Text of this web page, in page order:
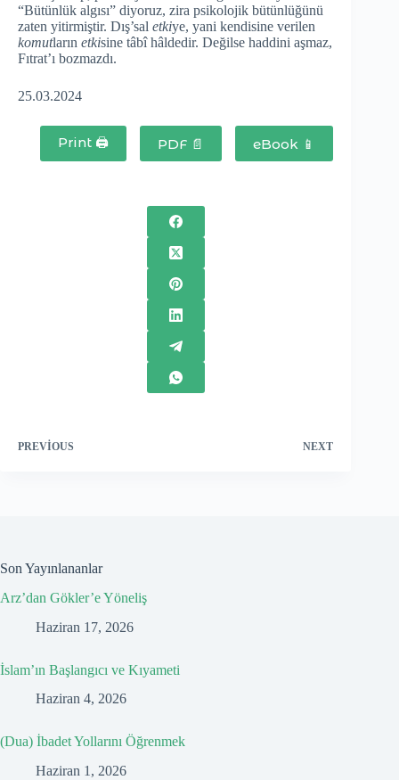
“Bütünlük algısı” diyoruz, zira psikolojik bütünlüğünü
zaten yitirmiştir. Dış’sal etkiye, yani kendisine verilen
komutların etkisine tâbî hâldedir. Değilse haddini aşmaz,
Fıtrat’ı bozmazdı.
25.03.2024
Print 🖨 PDF 📄 eBook 📱
PREVIOUS NEXT
Son Yayınlananlar
Arz’dan Gökler’e Yöneliş
Haziran 17, 2026
İslam’ın Başlangıcı ve Kıyameti
Haziran 4, 2026
(Dua) İbadet Yollarını Öğrenmek
Haziran 1, 2026